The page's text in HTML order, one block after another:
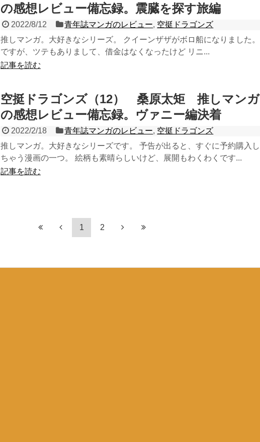
の感想レビュー備忘録。震臓を探す旅編
2022/8/12 青年誌マンガのレビュー, 空挺ドラゴンズ
推しマンガ。大好きなシリーズ。 クイーンザザがボロ船になりました。
ですが、ツテもありまして、借金はなくなったけど リニ...
記事を読む
空挺ドラゴンズ（12） 桑原太矩 推しマンガ
の感想レビュー備忘録。ヴァニー編決着
2022/2/18 青年誌マンガのレビュー, 空挺ドラゴンズ
推しマンガ。大好きなシリーズです。 予告が出ると、すぐに予約購入し
ちゃう漫画の一つ。 絵柄も素晴らしいけど、展開もわくわくです...
記事を読む
1 2